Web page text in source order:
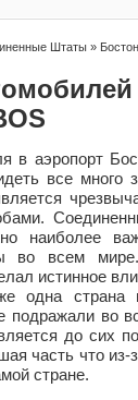
Штаты »
в аэропорт
все много
наиболее
во всем
истинное
одна страна
подражали во
до сих
часть что из-
стране.